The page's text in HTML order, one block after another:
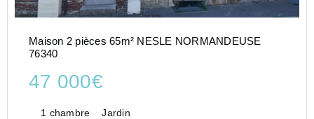
Maison 2 pièces 65m² NESLE NORMANDEUSE
76340
47 000€
1 chambre Jardin